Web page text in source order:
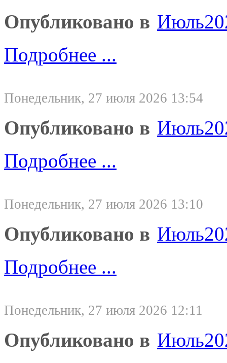
Опубликовано в
Подробнее ...
Понедельник, 27 июля 2026 13:54
Опубликовано в
Подробнее ...
Понедельник, 27 июля 2026 13:10
Опубликовано в
Подробнее ...
Понедельник, 27 июля 2026 12:11
Опубликовано в